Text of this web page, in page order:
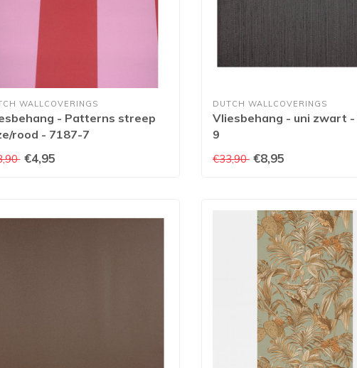
WALLCOVERINGS
- Patterns streep
rood - 7187-7
€4,95
DUTCH WALLCOVERINGS
Vliesbehang - uni zwart
9
€33,90 €8,95